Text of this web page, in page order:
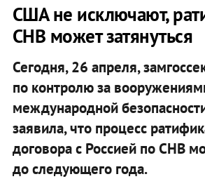
США не исключают,
СНВ может затянуться
Сегодня, 26 апреля,
по контролю за
международной
заявила, что процесс
договора с Россией по СНВ
до следующего года.